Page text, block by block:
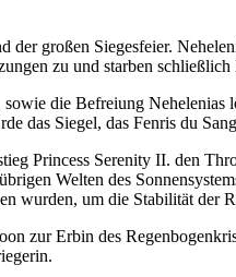
der großen Siegesfeier.
zu und starben
die Befreiung Nehelenias
das Siegel, das Fenris du
Princess Serenity II. den
Welten des
wurden, um die Stabilität der
zur Erbin des